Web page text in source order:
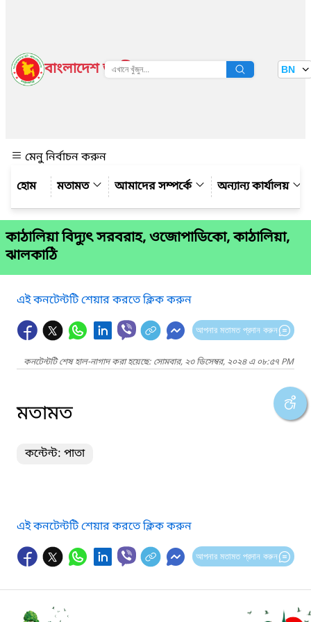
বাংলাদেশ জাতীয় তথ্য বাতায়ন BN
মেনু নির্বাচন করুন
মতামত
আমাদের সম্পর্কে অন্যান্য কার্যালয়
কাঠালিয়া বিদ্যুৎ সরবরাহ, ওজোপাডিকো, কাঠালিয়া,
ঝালকাঠি
এই কনটেন্টটি শেয়ার করতে ক্লিক করুন
আপনার মতামত প্রদান করুন
কনটেন্টটি শেষ হাল-নাগাদ করা হয়েছে: সোমবার, ২৩ ডিসেম্বর, ২০২৪ এ ০৮:৫৭ PM
মতামত
কন্টেন্ট: পাতা
এই কনটেন্টটি শেয়ার করতে ক্লিক করুন
আপনার মতামত প্রদান করুন